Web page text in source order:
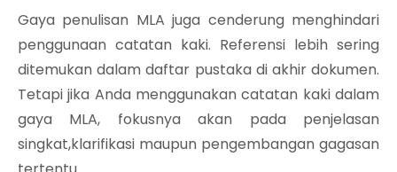
Gaya penulisan MLA juga cenderung menghindari
penggunaan catatan kaki. Referensi lebih sering
ditemukan dalam daftar pustaka di akhir dokumen.
Tetapi jika Anda menggunakan catatan kaki dalam
gaya MLA, fokusnya akan pada penjelasan
singkat,klarifikasi maupun pengembangan gagasan